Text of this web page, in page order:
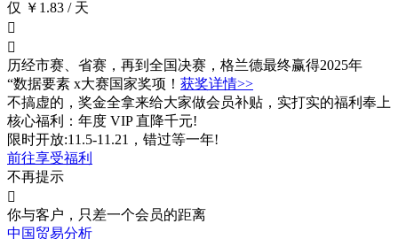
仅 ￥1.83 / 天


历经市赛、省赛，再到全国决赛，格兰德最终赢得2025年
“数据要素 x大赛国家奖项！ 获奖详情>>
不搞虚的，奖金全拿来给大家做会员补贴，实打实的福利奉上
核心福利：年度 VIP 直降千元!
限时开放:11.5-11.21，错过等一年!
前往享受福利
不再提示

你与客户，只差一个会员的距离
中国贸易分析